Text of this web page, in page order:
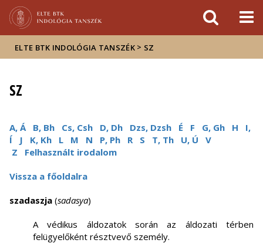
sajtóban
ELTE BTK INDOLÓGIA TANSZÉK > SZ
SZ
A, Á B, Bh Cs, Csh D, Dh Dzs, Dzsh É F G, Gh H
I,
Í
J K, Kh L M N P, Ph R S T, Th U, Ú
V
Z
Felhasznált irodalom
Vissza a főoldalra
szadaszja (sadasya)
A védikus áldozatok során az áldozati térben
felügyelőként résztvevő személy.